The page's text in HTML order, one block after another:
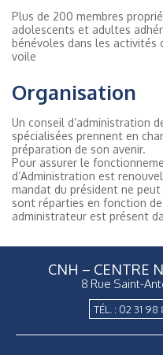
Plus de 200 membres
adolescents et adultes
bénévoles dans les activités
voile
Organisation
Un conseil d’administration
spécialisées prennent en
préparation de son avenir.
Pour assurer le
d‘Administration est
mandat du président ne peut
sont réparties en fonction
administrateur est présent
CNH – CENTRE
8 Rue Saint-
TÉL. : 02 31 98